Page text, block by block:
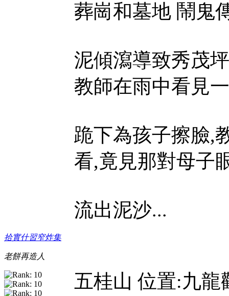
拾實什習窄炸集
老餅再造人
葬崗和墓地 鬧鬼
泥傾瀉導致秀茂
教師在雨中看見
跪下為孩子擦臉,
看,竟見那對母子
流出泥沙...
五桂山 位置:九